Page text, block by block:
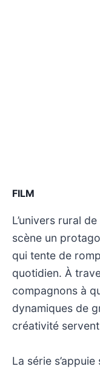
FILM
L’univers rural
scène un
qui tente de
quotidien. À
compagnons à
dynamiques de
créativité
La série